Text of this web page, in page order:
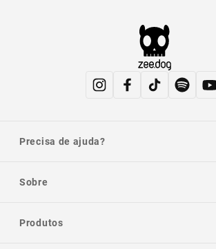
Precisa de ajuda?
Sobre
Produtos